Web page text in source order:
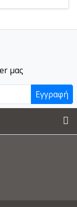
μας
Εγγραφή